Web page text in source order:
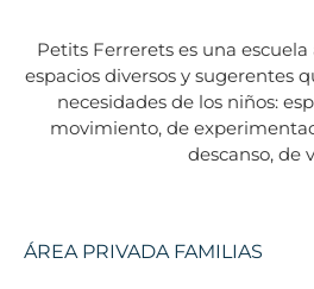
Petits Ferrerets es una escuela
espacios diversos y sugerentes
necesidades de los niños:
movimiento, de
descanso, de
ÁREA PRIVADA FAMILIAS